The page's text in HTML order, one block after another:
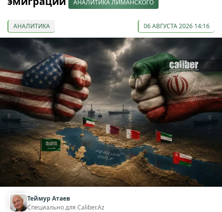
АНАЛИТИКА ЛИМАНСКОГО
АНАЛИТИКА 06 АВГУСТА 2026 14:16
Теймур Атаев
Специально для Caliber.Az